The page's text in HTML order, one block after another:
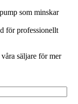
som minskar
för professionellt
säljare för mer